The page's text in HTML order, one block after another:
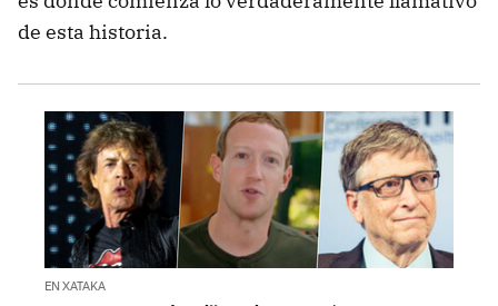
de esta historia.
EN XATAKA